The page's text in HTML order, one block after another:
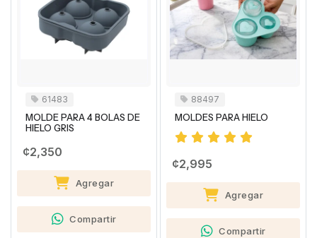
61483
MOLDE PARA 4 BOLAS DE
HIELO GRIS
¢2,350
Agregar
Compartir
88497
MOLDES PARA HIELO
¢2,995
Agregar
Compartir